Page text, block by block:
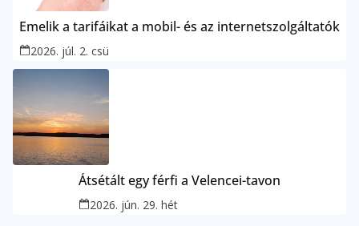
Emelik a tarifáikat a mobil- és az internetszolgáltatók
2026. júl. 2. csü
Átsétált egy férfi a Velencei-tavon
2026. jún. 29. hét